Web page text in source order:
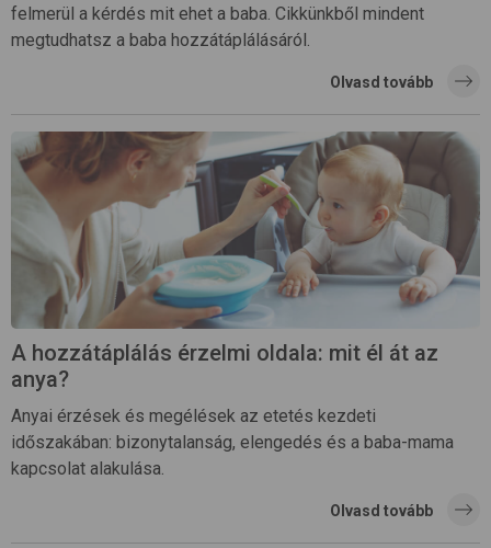
felmerül a kérdés mit ehet a baba. Cikkünkből mindent
megtudhatsz a baba hozzátáplálásáról.
Olvasd tovább
A hozzátáplálás érzelmi oldala: mit él át az
anya?
Anyai érzések és megélések az etetés kezdeti
időszakában: bizonytalanság, elengedés és a baba-mama
kapcsolat alakulása.
Olvasd tovább